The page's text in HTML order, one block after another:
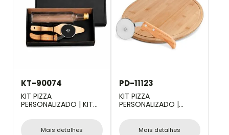
KT-90074
KIT PIZZA
PERSONALIZADO | KIT
E GARRAFA - 3 PÇS
Mais detalhes
PD-11123
KIT PIZZA
PERSONALIZADO |
Mais detalhes